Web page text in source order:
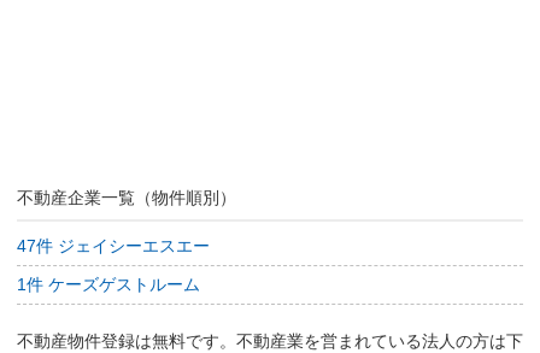
不動産企業一覧（物件順別）
47件 ジェイシーエスエー
1件 ケーズゲストルーム
不動産物件登録は無料です。不動産業を営まれている法人の方は下